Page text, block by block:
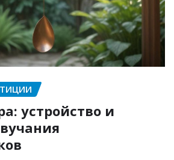
устройство и